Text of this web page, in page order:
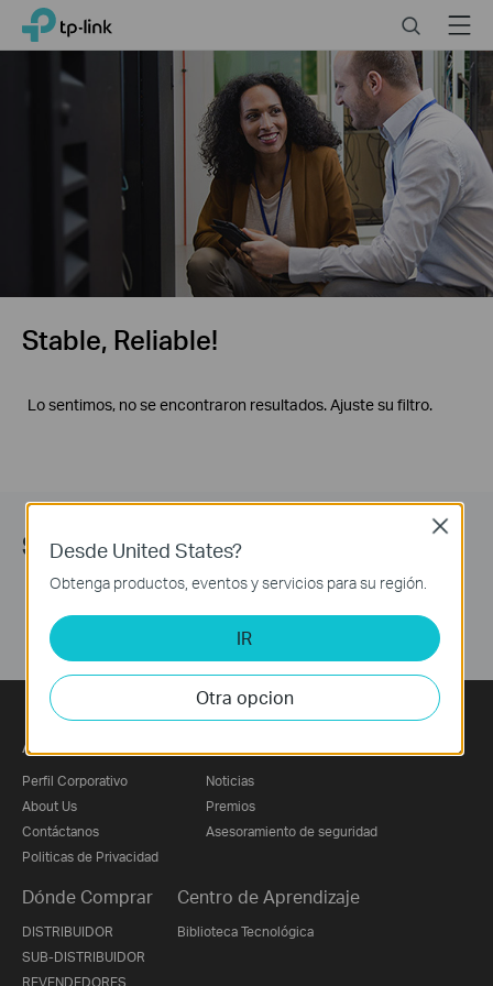
Click
navigation
TP-Link, Reliably Smart SearchMenu
Stable, Reliable!
Lo sentimos, no se encontraron resultados. Ajuste su filtro.
Síguenos
Acerca de Nosotros
Perfil Corporativo
About Us
Contáctanos
Politicas de Privacidad
Noticias
Premios
Asesoramiento de seguridad
Dónde Comprar
DISTRIBUIDOR
SUB-DISTRIBUIDOR
REVENDEDORES
Centro de Aprendizaje
Biblioteca Tecnológica
Desde United States?
Obtenga productos, eventos y servicios para su región.
IR
Otra opcion
Close